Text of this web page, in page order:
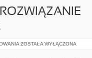
PŁYTA
ZOSTAŁA WYŁĄCZONA